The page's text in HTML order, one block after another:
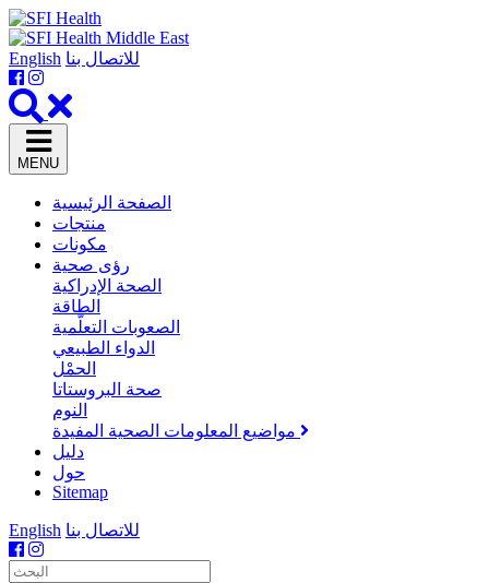
English للاتصال بنا
MENU
الصفحة الرئيسية
منتجات
مكونات
رؤى صحية
الصحة الإدراكية
الطاقة
الصعوبات التعلّمية
الدواء الطبيعي
الحمْل
صحة البروستاتا
النوم
دليل
حول
Sitemap
English للاتصال بنا